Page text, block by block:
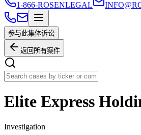
1-866-ROSENLEGAL
参与此集体诉讼
返回所有案件
Elite Express
Investigation